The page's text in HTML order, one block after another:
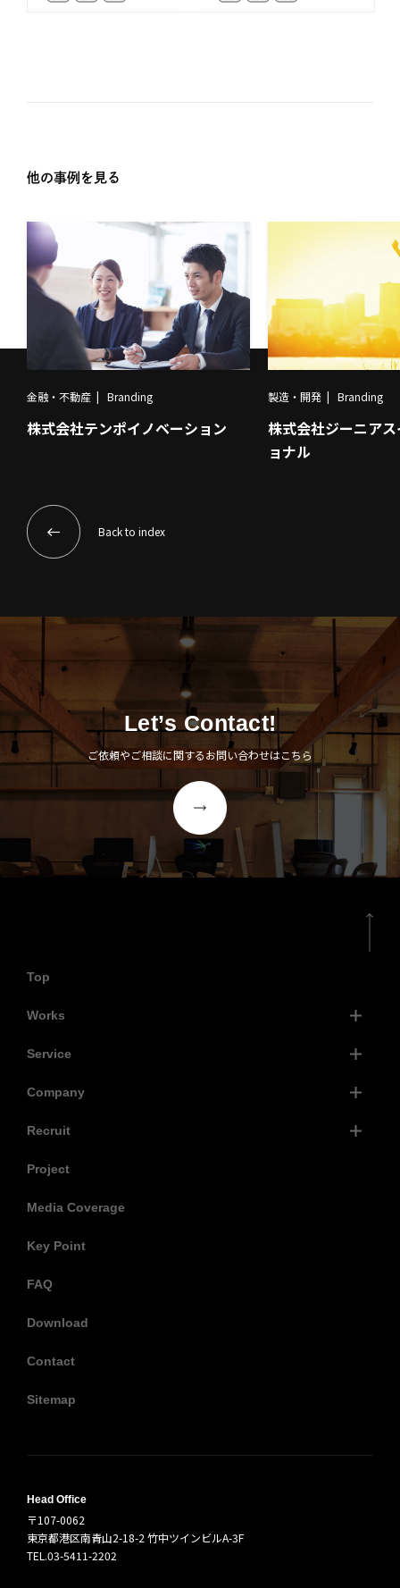
他の事例を見る
金融・不動産 Branding
株式会社テンポイノベーション
製造・開発 Branding
株式会社ジーニア
ョナル
Back to index
Let’s Contact!
ご依頼やご相談に関するお問い合わせはこちら
Top
Works
Service
Company
Recruit
Project
Media Coverage
Key Point
FAQ
Download
Contact
Sitemap
Head Office
〒107-0062
東京都港区南青山2-18-2 竹中ツインビルA-3F
TEL.03-5411-2202